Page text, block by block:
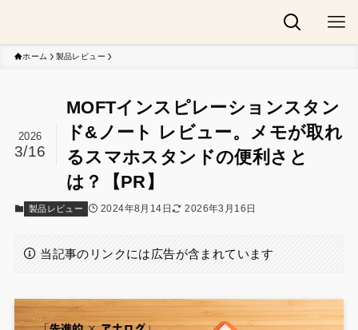
ホーム 製品レビュー
MOFTインスピレーションスタン
ド&ノート レビュー。メモが取れ
るスマホスタンドの便利さと
は？【PR】
2026
3/16
製品レビュー 2024年8月14日 2026年3月16日
当記事のリンクには広告が含まれています